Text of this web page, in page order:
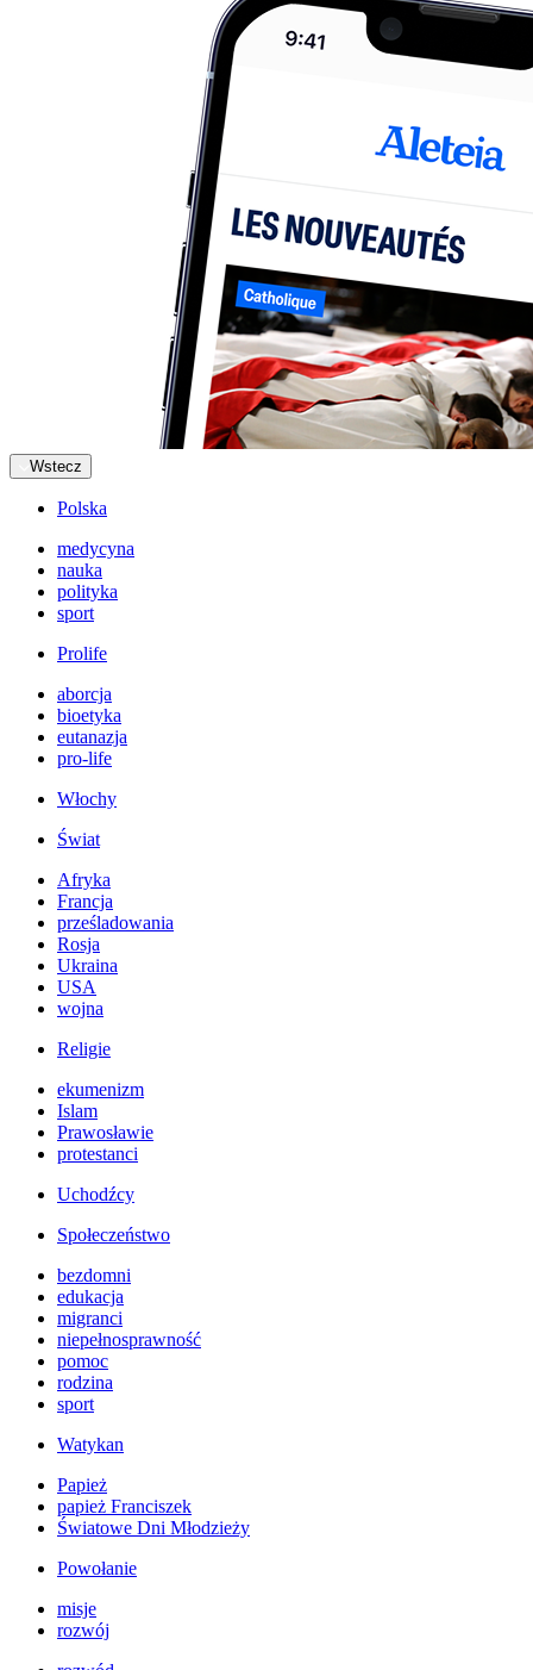
Wstecz
Polska
medycyna
nauka
polityka
sport
Prolife
aborcja
bioetyka
eutanazja
pro-life
Włochy
Świat
Afryka
Francja
prześladowania
Rosja
Ukraina
USA
wojna
Religie
ekumenizm
Islam
Prawosławie
protestanci
Uchodźcy
Społeczeństwo
bezdomni
edukacja
migranci
niepełnosprawność
pomoc
rodzina
sport
Watykan
Papież
papież Franciszek
Światowe Dni Młodzieży
Powołanie
misje
rozwój